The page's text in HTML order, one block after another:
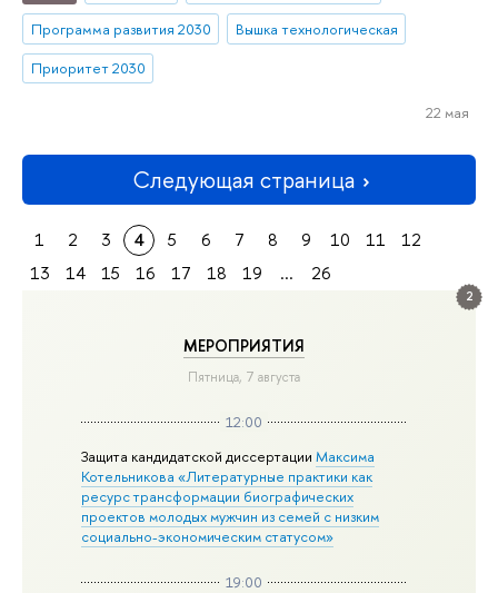
2
МЕРОПРИЯТИЯ
Пятница, 7 августа
12:00
Защита кандидатской диссертацииМаксима
Котельникова «Литературные практики как
ресурс трансформации биографических
проектов молодых мужчин из семей с низким
социально-экономическим статусом»
19:00
Программа развития 2030
Вышка технологическая
Приоритет 2030
22 мая
Следующая страница
1 2 3 4 5 6 7 8 9 10 11
12
13
14 15 16 17 18 19 ... 26